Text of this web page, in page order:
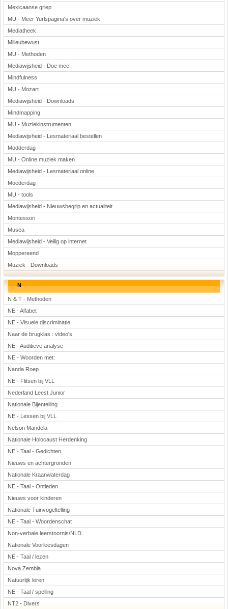
Mexicaanse griep
MU - Meer Yurlspagina's over muziek
Mediatheek
Milieubewust
MU - Methoden
Mediawijsheid - Doe mee!
Mindfulness
MU - Mozart
Mediawijsheid - Downloads
Mindmapping
MU - Muziekinstrumenten
Mediawijsheid - Lesmateriaal bestellen
Modderdag
MU - Online muziek maken
Mediawijsheid - Lesmateriaal online
Moederdag
MU - tools
Mediawijsheid - Nieuwsbegrip en actualiteit
Montessori
Musea
Mediawijsheid - Veilig op internet
Moppereend
Muziek - Downloads
N
N & T - Methoden
NE - Alfabet
NE - Visuele discriminatie
Naar de brugklas : video's
NE - Auditieve analyse
NE - Woorden met:
Nanda Roep
NE - Flitsen bij VLL
Nederland Leest Junior
Nationale Bijentelling
NE - Lessen bij VLL
Nelson Mandela
Nationale Holocaust Herdenking
NE - Taal - Gedichten
Nieuws en achtergronden
Nationale Kraanwaterdag
NE - Taal - Ontleden
Nieuws voor kinderen
Nationale Tuinvogeltelling
NE - Taal - Woordenschat
Non-verbale leerstoornis/NLD
Nationale Voorleesdagen
NE - Taal / lezen
Nova Zembla
Natuurlijk leren
NE - Taal / spelling
NT2 - Divers